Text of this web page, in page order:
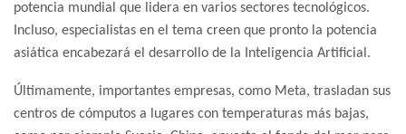
potencia mundial que lidera en varios sectores tecnológicos.
Incluso, especialistas en el tema creen que pronto la potencia
asiática encabezará el desarrollo de la Inteligencia Artificial.
Últimamente, importantes empresas, como Meta, trasladan sus
centros de cómputos a lugares con temperaturas más bajas,